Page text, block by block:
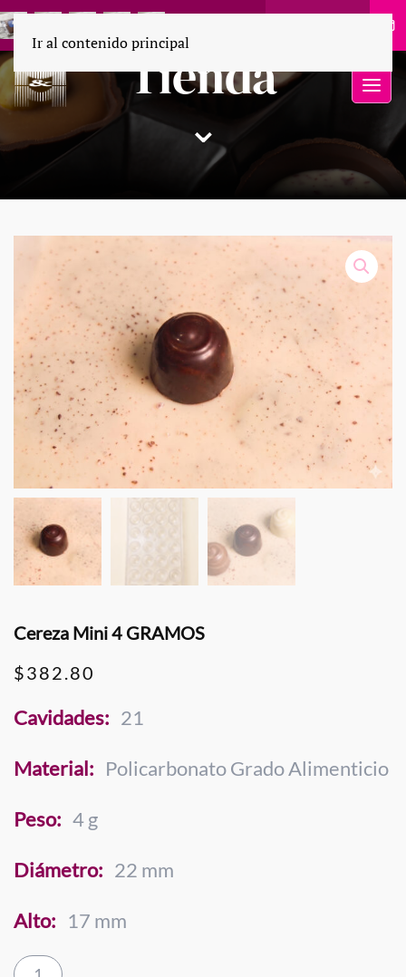
Tienda
⌄
Ir al contenido principal
Cereza Mini 4 GRAMOS
$382.80
Cavidades: 21
Material: Policarbonato Grado Alimenticio
Peso: 4 g
Diámetro: 22 mm
Alto: 17 mm
Cereza